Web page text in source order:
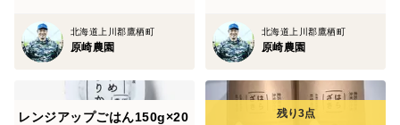
北海道上川郡鷹栖町
原崎農園
北海道上川郡鷹栖町
原崎農園
レンジアップごはん150g×20